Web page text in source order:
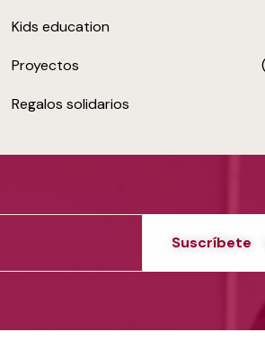
Kids education
Proyectos
Regalos solidarios
Suscríbete